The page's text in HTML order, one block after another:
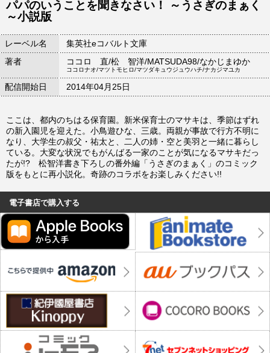
パパのいうことを聞きなさい！ ～うさぎのまぁく
～小説版
レーベル名
集英社eコバルト文庫
著者
ココロ 直/松 智洋/MATSUDA98/なかじまゆか
ココロナオ/マツトモヒロ/マツダキュウジュウハチ/ナカジマユカ
配信開始日 2014年04月25日
ここは、都内のちはる保育園。新米保育士のマサキは、季節はずれ
の新入園児を迎えた。小鳥遊ひな、三歳。両親が事故で行方不明に
なり、大学生の叔父・祐太と、二人の姉・空と美羽と一緒に暮らし
ている。大変な状況でもがんばる一家のことが気になるマサキだっ
たが!? 松智洋書き下ろしの番外編「うさぎのまぁく」のコミック
版をもとに再小説化。奇跡のコラボをお楽しみください!!
電子書店で購入する